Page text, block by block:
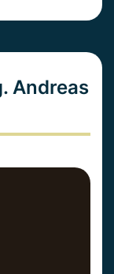
Andreas